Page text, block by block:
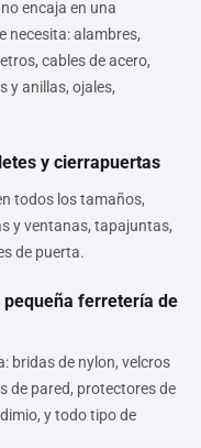
encaja en una
necesita: alambres,
cables de acero,
y anillas, ojales,
y cierrapuertas
todos los tamaños,
y ventanas, tapajuntas,
de puerta.
pequeña ferretería de
bridas de nylon, velcros
de pared, protectores de
y todo tipo de